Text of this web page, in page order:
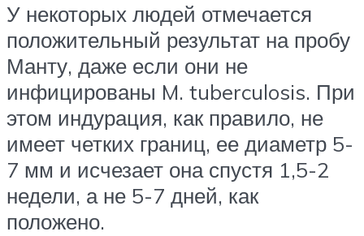
У некоторых людей отмечается
положительный результат на пробу
Манту, даже если они не
инфицированы M. tuberculosis. При
этом индурация, как правило, не
имеет четких границ, ее диаметр 5-
7 мм и исчезает она спустя 1,5-2
недели, а не 5-7 дней, как
положено.